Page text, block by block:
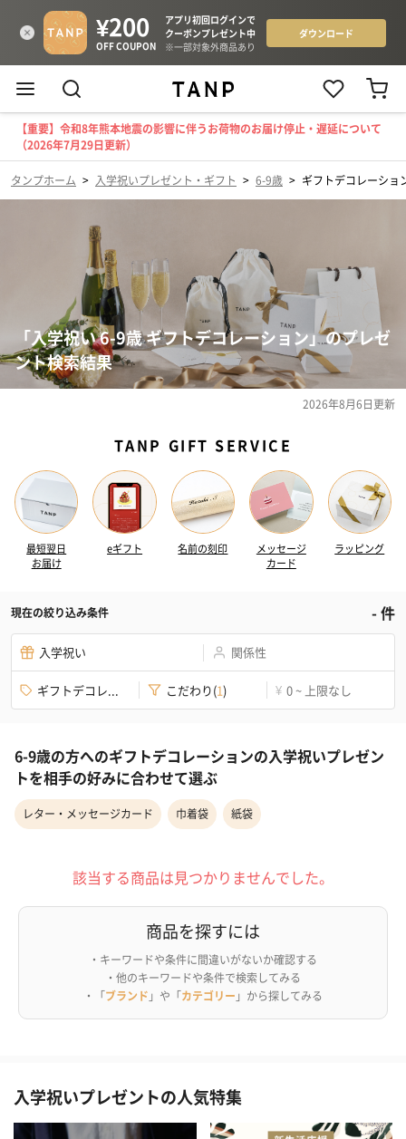
【重要】令和8年熊本地震の影響に伴うお荷物のお届け停止・遅延について
（2026年7月29日更新）
タンプホーム > 入学祝いプレゼント・ギフト > 6-9歳 > ギフトデコレーショ
「入学祝い 6-9歳 ギフトデコレーション」のプレゼ
ント検索結果
2026年8月6日更新
TANP GIFT SERVICE
最短翌日
お届け
eギフト 名前の刻印
メッセージ
カード
ラッピング
現在の絞り込み条件 -件
入学祝い 関係性
ギフトデコレ... こだわり(1) ¥ 0 ~ 上限なし
6-9歳の方へのギフトデコレーションの入学祝いプレゼン
トを相手の好みに合わせて選ぶ
レター・メッセージカード 巾着袋 紙袋
該当する商品は見つかりませんでした。
商品を探すには
・キーワードや条件に間違いがないか確認する
・他のキーワードや条件で検索してみる
・「ブランド 」や「カテゴリー 」から探してみる
入学祝いプレゼントの人気特集